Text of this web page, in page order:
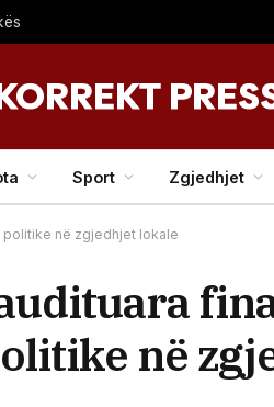
Sport Zgjedhjet
në zgjedhjet lokale
në